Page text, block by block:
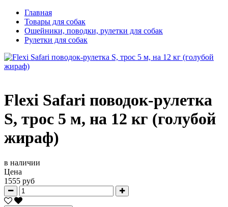
Главная
Товары для собак
Ошейники, поводки, рулетки для собак
Рулетки для собак
Flexi Safari поводок-рулетка
S, трос 5 м, на 12 кг (голубой
жираф)
в наличии
Цена
1555 руб